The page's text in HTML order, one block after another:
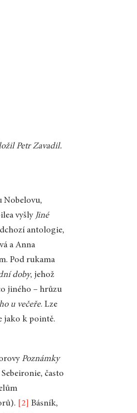
Petr Zavadil.
Nobelovu,
vyšly Jiné
antologie,
a Anna
Pod rukama
doby, jehož
jiného – hrůzu
u večeře. Lze
jako k pointě.
Poznámky
často
[2]
Básník,